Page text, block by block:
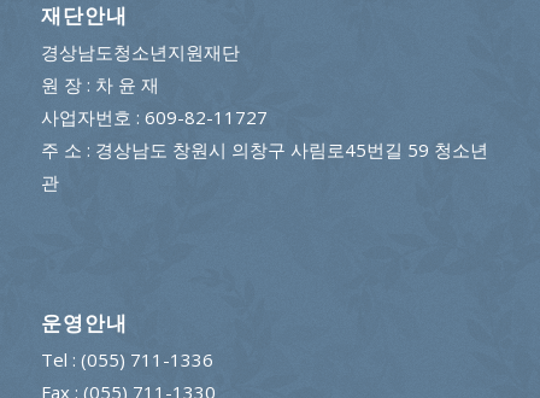
재단안내
경상남도청소년지원재단
원 장 : 차 윤 재
사업자번호 : 609-82-11727
주 소 : 경상남도 창원시 의창구 사림로45번길 59 청소년
관
운영안내
Tel : (055) 711-1336
Fax : (055) 711-1330